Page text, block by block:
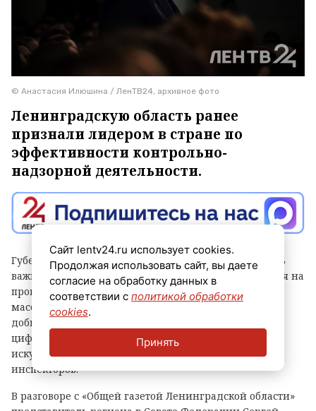
© Анастасия Илюшина / ЛенТВ24, архивное фото
Ленинградскую область ранее
признали лидером в стране по
эффективности контрольно-
надзорной деятельности.
Губернатор Александр Дрозденко заявил, что теперь
важно сохранить лидерство после отмены моратория на
проверки, а для этого контроль должен быть не
массовым, а точным и современным. Чтобы этого
добиться, в Ленобласти, в частности, развивают
цифровые сервисы, используют беспилотники и
искусственный интеллект, а также обучают
инспекторов.
В разговоре с «Общей газетой Ленинградской области»
Сайт lentv24.ru использует cookies.
Продолжая использовать сайт, вы даете
согласие на обработку данных в
соответствии с политикой обработки
cookies.
Принять